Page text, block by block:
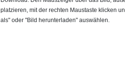
platzieren, mit der rechten Maustaste klicken
als" oder "Bild herunterladen" auswählen.